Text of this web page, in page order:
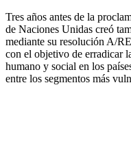
Tres años antes de la
de Naciones Unidas creó
mediante su resolución A/
con el objetivo de erradicar
humano y social en los
entre los segmentos más